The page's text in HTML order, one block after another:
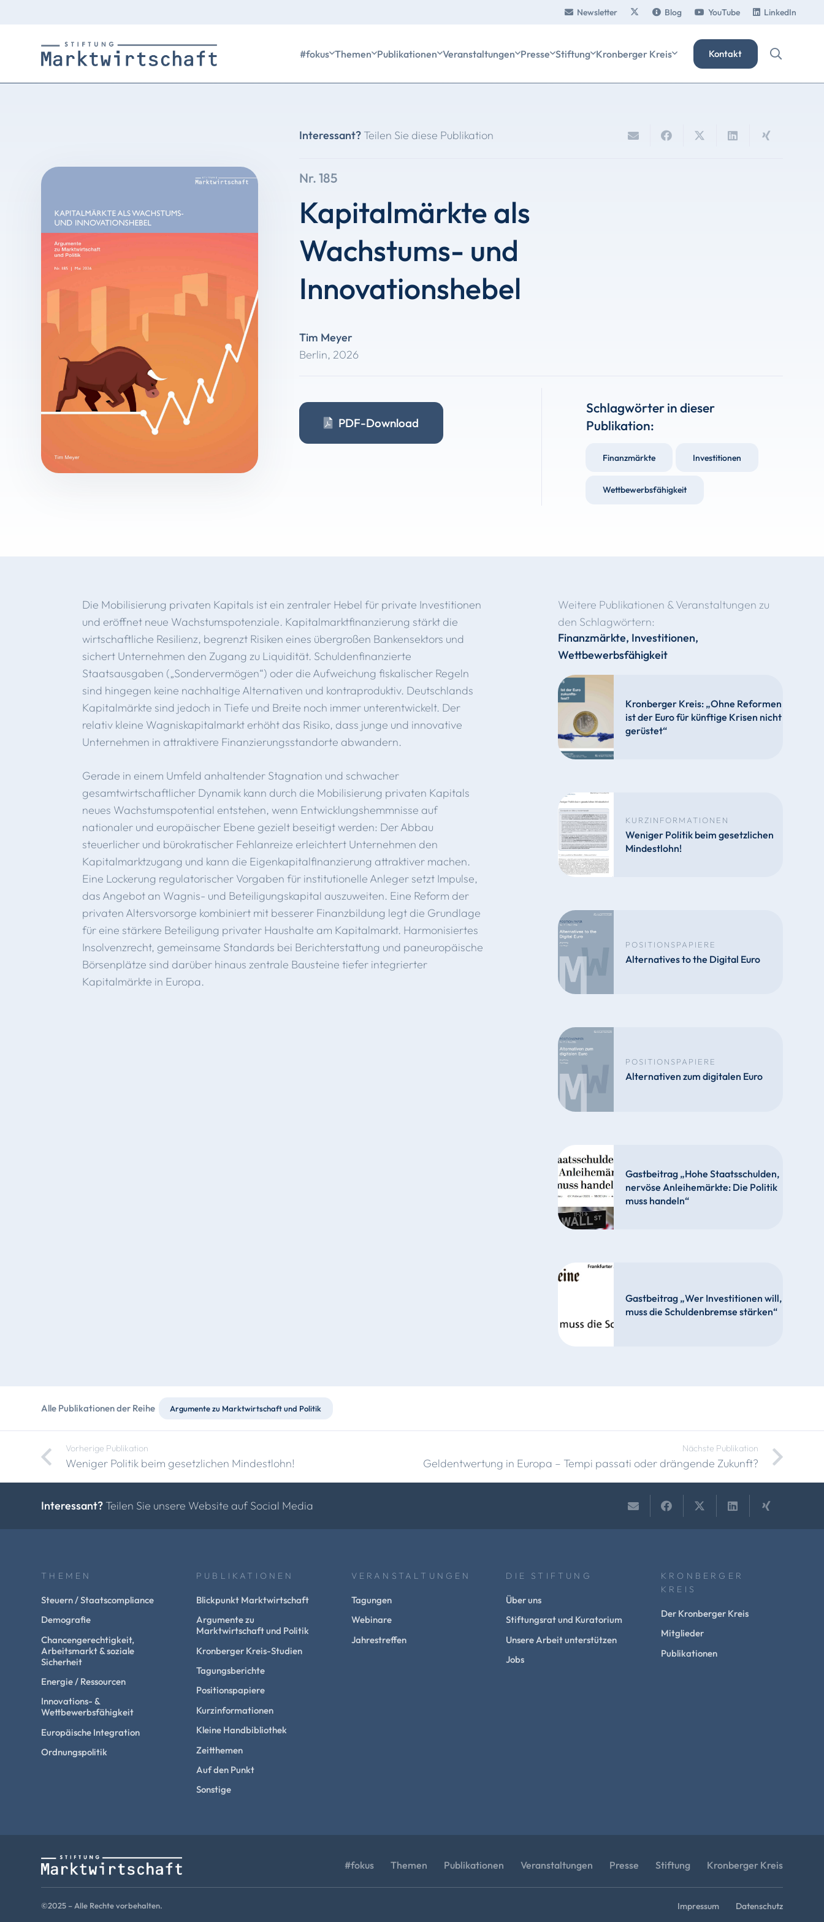
Newsletter Blog YouTube LinkedIn
#fokus Themen Publikationen Veranstaltungen Presse Stiftung Kronberger Kreis Kontakt
Interessant? Teilen Sie diese Publikation
Nr. 185
Kapitalmärkte als
Wachstums- und
Innovationshebel
Tim Meyer
Berlin, 2026
PDF-Download
Schlagwörter in dieser
Publikation:
Finanzmärkte Investitionen
Wettbewerbsfähigkeit
Die Mobilisierung privaten Kapitals ist ein zentraler Hebel für private Investitionen
und eröffnet neue Wachstumspotenziale. Kapitalmarktfinanzierung stärkt die
wirtschaftliche Resilienz, begrenzt Risiken eines übergroßen Bankensektors und
sichert Unternehmen den Zugang zu Liquidität. Schuldenfinanzierte
Staatsausgaben („Sondervermögen“) oder die Aufweichung fiskalischer Regeln
sind hingegen keine nachhaltige Alternativen und kontraproduktiv. Deutschlands
Kapitalmärkte sind jedoch in Tiefe und Breite noch immer unterentwickelt. Der
relativ kleine Wagniskapitalmarkt erhöht das Risiko, dass junge und innovative
Unternehmen in attraktivere Finanzierungsstandorte abwandern.
Gerade in einem Umfeld anhaltender Stagnation und schwacher
gesamtwirtschaftlicher Dynamik kann durch die Mobilisierung privaten Kapitals
neues Wachstumspotential entstehen, wenn Entwicklungshemmnisse auf
nationaler und europäischer Ebene gezielt beseitigt werden: Der Abbau
steuerlicher und bürokratischer Fehlanreize erleichtert Unternehmen den
Kapitalmarktzugang und kann die Eigenkapitalfinanzierung attraktiver machen.
Eine Lockerung regulatorischer Vorgaben für institutionelle Anleger setzt Impulse,
das Angebot an Wagnis- und Beteiligungskapital auszuweiten. Eine Reform der
privaten Altersvorsorge kombiniert mit besserer Finanzbildung legt die Grundlage
für eine stärkere Beteiligung privater Haushalte am Kapitalmarkt. Harmonisiertes
Insolvenzrecht, gemeinsame Standards bei Berichterstattung und paneuropäische
Börsenplätze sind darüber hinaus zentrale Bausteine tiefer integrierter
Kapitalmärkte in Europa.
Weitere Publikationen & Veranstaltungen zu
den Schlagwörtern:
Finanzmärkte, Investitionen,
Wettbewerbsfähigkeit
Kronberger Kreis: „Ohne Reformen
ist der Euro für künftige Krisen nicht
gerüstet“
KURZINFORMATIONEN
Weniger Politik beim gesetzlichen
Mindestlohn!
POSITIONSPAPIERE
Alternatives to the Digital Euro
POSITIONSPAPIERE
Alternativen zum digitalen Euro
Gastbeitrag „Hohe Staatsschulden,
nervöse Anleihemärkte: Die Politik
muss handeln“
Gastbeitrag „Wer Investitionen will,
muss die Schuldenbremse stärken“
Alle Publikationen der Reihe Argumente zu Marktwirtschaft und Politik
Vorherige Publikation
Weniger Politik beim gesetzlichen Mindestlohn!
Nächste Publikation
Geldentwertung in Europa – Tempi passati oder drängende Zukunft?
Interessant? Teilen Sie unsere Website auf Social Media
THEMEN
Steuern / Staatscompliance
Demografie
Chancengerechtigkeit,
Arbeitsmarkt & soziale
Sicherheit
Energie / Ressourcen
Innovations- &
Wettbewerbsfähigkeit
Europäische Integration
Ordnungspolitik
PUBLIKATIONEN
Blickpunkt Marktwirtschaft
Argumente zu
Marktwirtschaft und Politik
Kronberger Kreis-Studien
Tagungsberichte
Positionspapiere
Kurzinformationen
Kleine Handbibliothek
Zeitthemen
Auf den Punkt
Sonstige
VERANSTALTUNGEN
Tagungen
Webinare
Jahrestreffen
DIE STIFTUNG
Über uns
Stiftungsrat und Kuratorium
Unsere Arbeit unterstützen
Jobs
KRONBERGER
KREIS
Der Kronberger Kreis
Mitglieder
Publikationen
#fokus Themen Publikationen Veranstaltungen Presse Stiftung Kronberger Kreis
©2025 – Alle Rechte vorbehalten. Impressum Datenschutz